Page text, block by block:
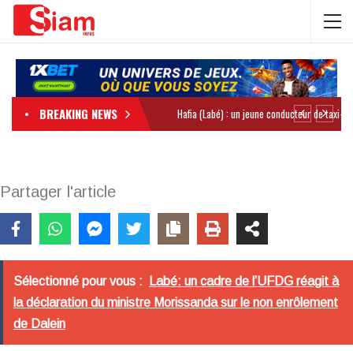
BREAKING NEWS
Partager l'article
Sélectionné pour vous :
Labé: un cadre de l’UFDG réagit à
la déclaration du ministre Morissanda sur le non enrôlement
de Dalein